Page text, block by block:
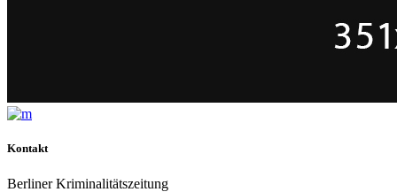
Kontakt
Berliner Kriminalitätszeitung